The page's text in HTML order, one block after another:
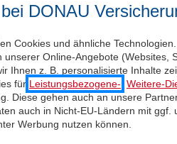
DONAU
Cookies und ähnliche
unserer Online-Angebote (Websites,
Ihnen z. B. personalisierte Inhalte
für Leistungsbezogene- Weitere-
Diese gehen auch an unsere
auch in Nicht-EU-Ländern mit
Werbung nutzen können.